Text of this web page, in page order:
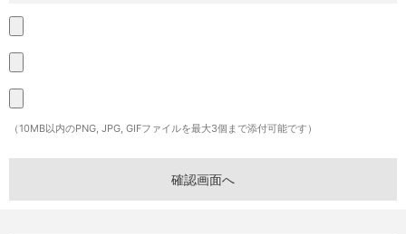
（10MB以内のPNG, JPG, GIFファイルを最大3個まで添付可能です）